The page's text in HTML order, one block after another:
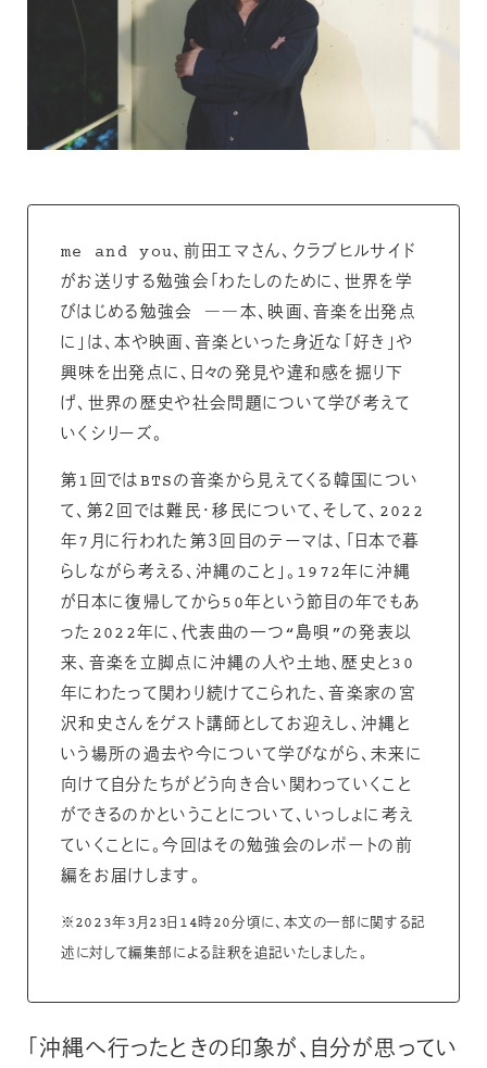
me and you、前田エマさん、クラブヒルサイド
がお送りする勉強会「わたしのために、世界を学
びはじめる勉強会 ――本、映画、音楽を出発点
に」は、本や映画、音楽といった身近な「好き」や
興味を出発点に、日々の発見や違和感を掘り下
げ、世界の歴史や社会問題について学び考えて
いくシリーズ。
第1回ではBTSの音楽から見えてくる韓国につい
て、第２回では難民・移民について、そして、2022
年7月に行われた第３回目のテーマは、「日本で暮
らしながら考える、沖縄のこと」。1972年に沖縄
が日本に復帰してから50年という節目の年でもあ
った2022年に、代表曲の一つ“島唄”の発表以
来、音楽を立脚点に沖縄の人や土地、歴史と30
年にわたって関わり続けてこられた、音楽家の宮
沢和史さんをゲスト講師としてお迎えし、沖縄と
いう場所の過去や今について学びながら、未来に
向けて自分たちがどう向き合い関わっていくこと
ができるのかということについて、いっしょに考え
ていくことに。今回はその勉強会のレポートの前
編をお届けします。
※2023年3月23日14時20分頃に、本文の一部に関する記
述に対して編集部による註釈を追記いたしました。
「沖縄へ行ったときの印象が、自分が思ってい